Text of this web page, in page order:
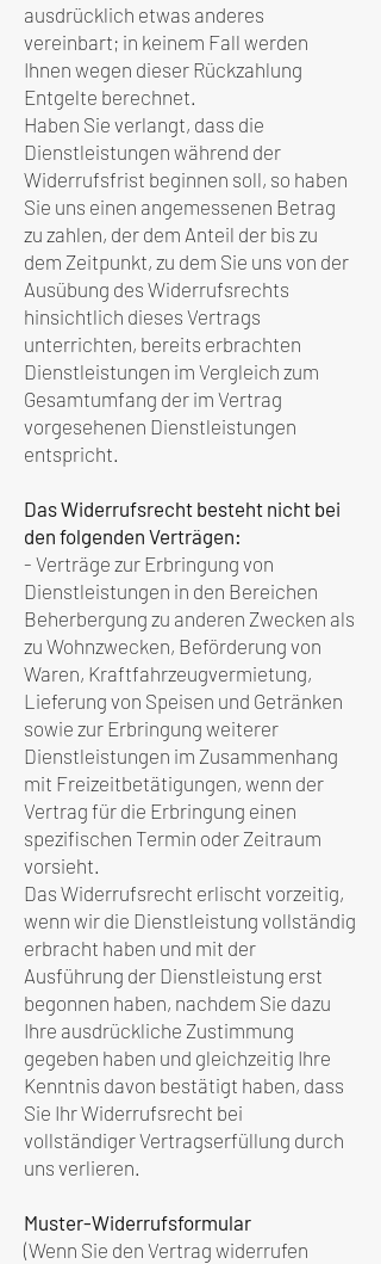
ausdrücklich etwas anderes
vereinbart; in keinem Fall werden
Ihnen wegen dieser Rückzahlung
Entgelte berechnet.
Haben Sie verlangt, dass die
Dienstleistungen während der
Widerrufsfrist beginnen soll, so haben
Sie uns einen angemessenen Betrag
zu zahlen, der dem Anteil der bis zu
dem Zeitpunkt, zu dem Sie uns von der
Ausübung des Widerrufsrechts
hinsichtlich dieses Vertrags
unterrichten, bereits erbrachten
Dienstleistungen im Vergleich zum
Gesamtumfang der im Vertrag
vorgesehenen Dienstleistungen
entspricht.
Das Widerrufsrecht besteht nicht bei
den folgenden Verträgen:
- Verträge zur Erbringung von
Dienstleistungen in den Bereichen
Beherbergung zu anderen Zwecken als
zu Wohnzwecken, Beförderung von
Waren, Kraftfahrzeugvermietung,
Lieferung von Speisen und Getränken
sowie zur Erbringung weiterer
Dienstleistungen im Zusammenhang
mit Freizeitbetätigungen, wenn der
Vertrag für die Erbringung einen
spezifischen Termin oder Zeitraum
vorsieht.
Das Widerrufsrecht erlischt vorzeitig,
wenn wir die Dienstleistung vollständig
erbracht haben und mit der
Ausführung der Dienstleistung erst
begonnen haben, nachdem Sie dazu
Ihre ausdrückliche Zustimmung
gegeben haben und gleichzeitig Ihre
Kenntnis davon bestätigt haben, dass
Sie Ihr Widerrufsrecht bei
vollständiger Vertragserfüllung durch
uns verlieren.
Muster-Widerrufsformular
(Wenn Sie den Vertrag widerrufen